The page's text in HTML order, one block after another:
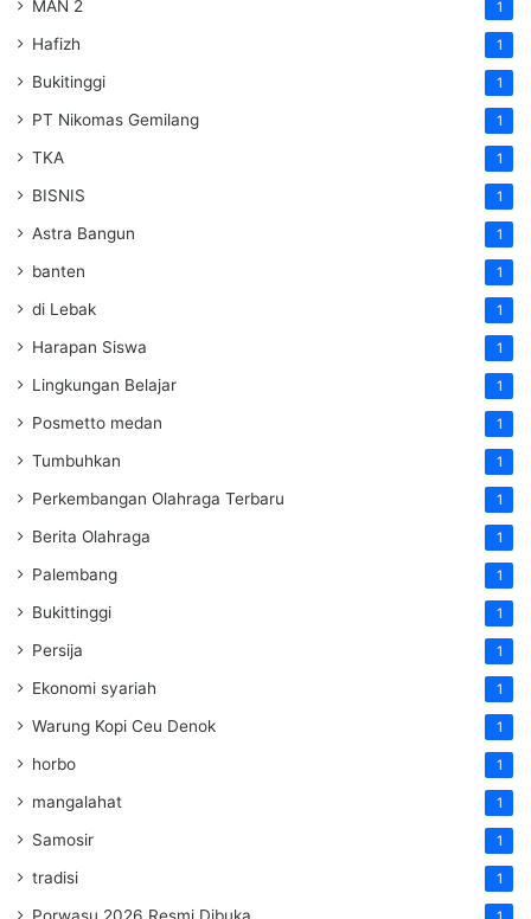
MAN 2 1
Hafizh 1
Bukitinggi 1
PT Nikomas Gemilang 1
TKA 1
BISNIS 1
Astra Bangun 1
banten 1
di Lebak 1
Harapan Siswa 1
Lingkungan Belajar 1
Posmetto medan 1
Tumbuhkan 1
Perkembangan Olahraga Terbaru 1
Berita Olahraga 1
Palembang 1
Bukittinggi 1
Persija 1
Ekonomi syariah 1
Warung Kopi Ceu Denok 1
horbo 1
mangalahat 1
Samosir 1
tradisi 1
Porwasu 2026 Resmi Dibuka